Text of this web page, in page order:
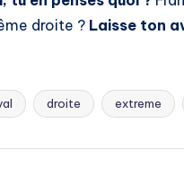
droite ? Laisse ton
droite extreme